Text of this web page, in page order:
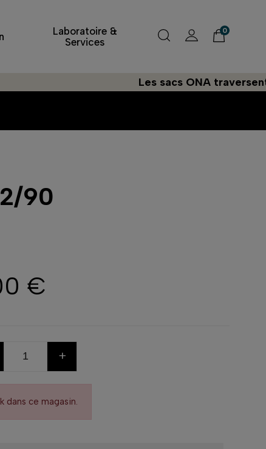
Laboratoire &
Services
0
Les sacs ONA traversent
90
€
+
dans ce magasin.